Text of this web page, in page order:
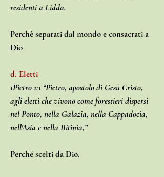
residenti a Lidda.
Perchè separati dal mondo e consacrati a
Dio
d. Eletti
1Pietro 1:1 “Pietro, apostolo di Gesù Cristo,
agli eletti che vivono come forestieri dispersi
nel Ponto, nella Galazia, nella Cappadocia,
nell'Asia e nella Bitinia,”
Perché scelti da Dio.